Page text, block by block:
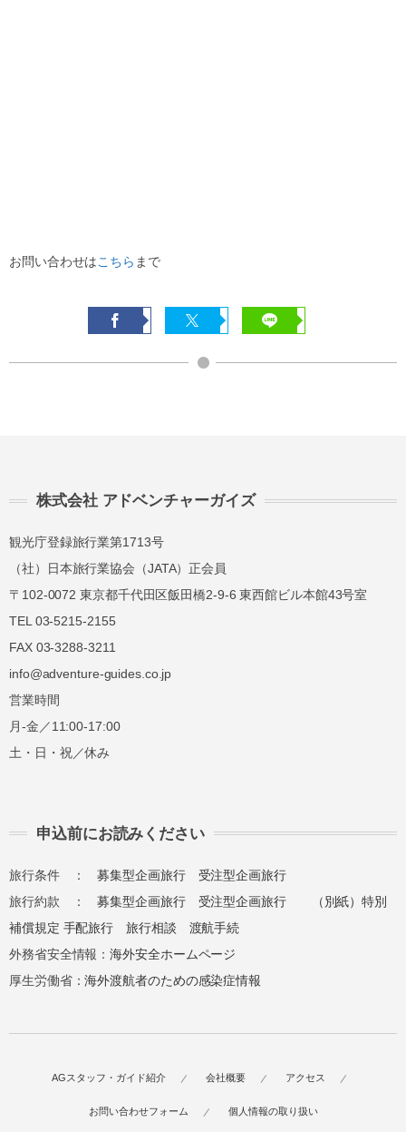
お問い合わせはこちら まで
株式会社 アドベンチャーガイズ
観光庁登録旅行業第1713号
（社）日本旅行業協会（JATA）正会員
〒102-0072 東京都千代田区飯田橋2-9-6 東西館ビル本館43号室
TEL 03-5215-2155
FAX 03-3288-3211
info@adventure-guides.co.jp
営業時間
月-金／11:00-17:00
土・日・祝／休み
申込前にお読みください
旅行条件 ：募集型企画旅行
受注型企画旅行
旅行約款 ：募集型企画旅行 受注型企画旅行
（別紙）特別
補償規定 手配旅行 旅行相談
渡航手続
外務省安全情報：海外安全ホームページ
厚生労働省：海外渡航者のための感染症情報
AGスタッフ・ガイド紹介 会社概要 アクセス
お問い合わせフォーム 個人情報の取り扱い